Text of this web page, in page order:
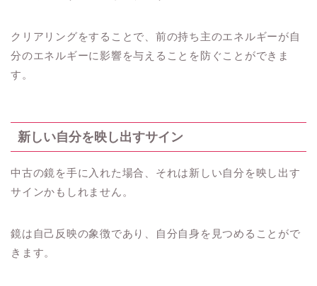
クリアリングをすることで、前の持ち主のエネルギーが自
分のエネルギーに影響を与えることを防ぐことができま
す。
新しい自分を映し出すサイン
中古の鏡を手に入れた場合、それは新しい自分を映し出す
サインかもしれません。
鏡は自己反映の象徴であり、自分自身を見つめることがで
きます。